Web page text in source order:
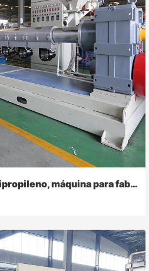
Línea extrusora de polipropileno, máquina para fabricar rafia de cuerda